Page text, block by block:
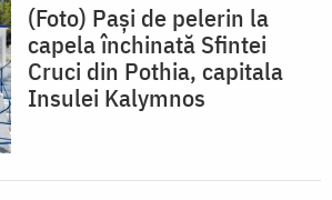
(Foto) Pași de pelerin la
capela închinată Sfintei
Cruci din Pothia, capitala
Insulei Kalymnos